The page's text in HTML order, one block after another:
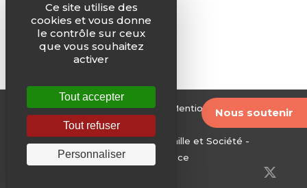
Nous soutenir
© Justice & Paix -Plan du site Mentions légales-
Edité par le Service National Famille et Société -
Conférence des évêques de France
Ce site utilise des
cookies et vous donne
le contrôle sur ceux
que vous souhaitez
activer
Tout accepter
Tout refuser
Personnaliser